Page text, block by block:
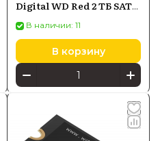
Digital WD Red 2 ТБ SATA
WDS200T2R0A
В наличии: 11
В корзину